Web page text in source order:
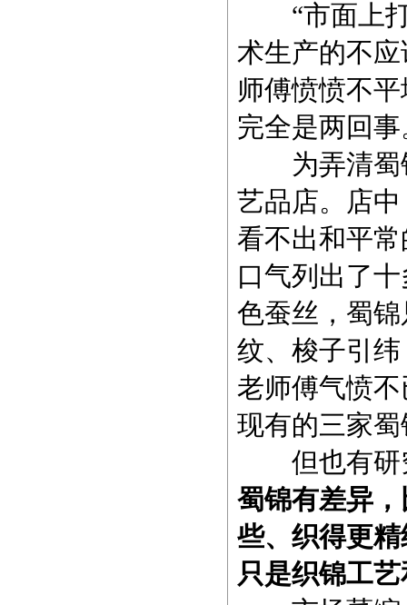
“市面上
术生产的不
师傅愤愤不
完全是两回事
为弄清蜀锦
艺品店。店
看不出和平
口气列出了
色蚕丝，蜀
纹、梭子引
老师傅气愤
现有的三家
但也有研
蜀锦有差异
些、织得更
只是织锦工